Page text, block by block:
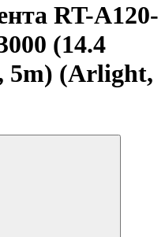
RT-A120-
(14.4
5m) (Arlight,